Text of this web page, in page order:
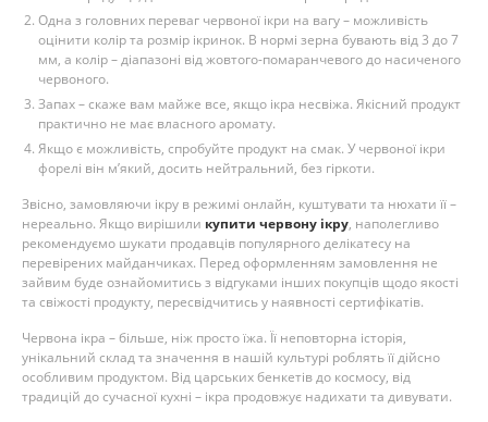
Одна з головних переваг червоної ікри на вагу – можливість
оцінити колір та розмір ікринок. В нормі зерна бувають від 3 до 7
мм, а колір – діапазоні від жовтого-помаранчевого до насиченого
червоного.
Запах – скаже вам майже все, якщо ікра несвіжа. Якісний продукт
практично не має власного аромату.
Якщо є можливість, спробуйте продукт на смак. У червоної ікри
форелі він м’який, досить нейтральний, без гіркоти.
Звісно, замовляючи ікру в режимі онлайн, куштувати та нюхати її –
нереально. Якщо вирішили купити червону ікру, наполегливо
рекомендуємо шукати продавців популярного делікатесу на
перевірених майданчиках. Перед оформленням замовлення не
зайвим буде ознайомитись з відгуками інших покупців щодо якості
та свіжості продукту, пересвідчитись у наявності сертифікатів.
Червона ікра – більше, ніж просто їжа. Її неповторна історія,
унікальний склад та значення в нашій культурі роблять її дійсно
особливим продуктом. Від царських бенкетів до космосу, від
традицій до сучасної кухні – ікра продовжує надихати та дивувати.